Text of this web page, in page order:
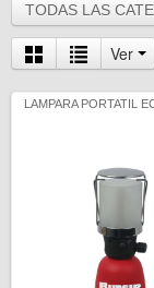
TODAS LAS
Ver
LAMPARA PORTATIL